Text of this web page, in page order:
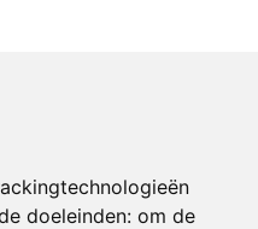
doeleinden: om de